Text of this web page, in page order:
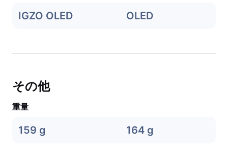
IGZO OLED OLED
その他
重量
159 g 164 g